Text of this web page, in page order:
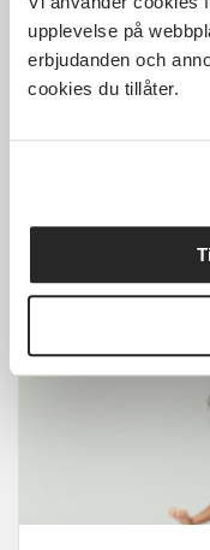
upplevelse på
erbjudanden och
cookies du tillåter.
Linedance
Läs mer och